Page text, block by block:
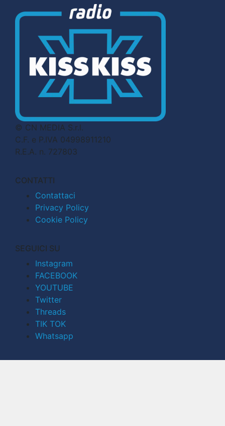
© CN MEDIA S.r.l.
C.F. e P.IVA 04998911210
R.E.A. n. 727803
CONTATTI
Contattaci
Privacy Policy
Cookie Policy
SEGUICI SU
Instagram
FACEBOOK
YOUTUBE
Twitter
Threads
TIK TOK
Whatsapp